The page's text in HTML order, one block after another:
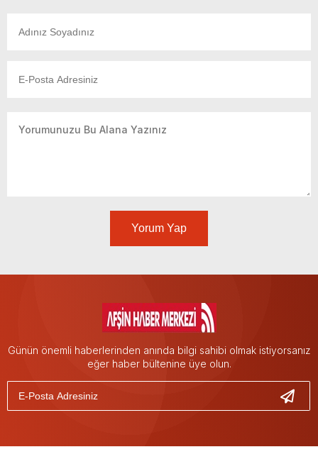
Yorum Yap
Günün önemli haberlerinden anında bilgi sahibi olmak istiyorsanız
eğer haber bültenine üye olun.